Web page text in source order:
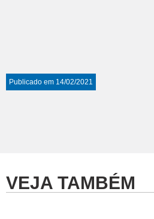
Publicado em 14/02/2021
VEJA TAMBÉM